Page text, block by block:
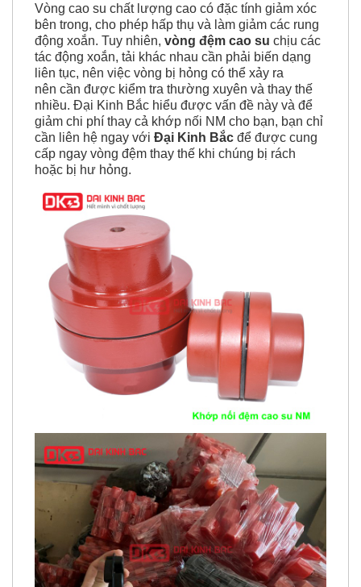
Vòng cao su chất lượng cao có đặc tính giảm xóc
bên trong, cho phép hấp thụ và làm giảm các rung
động xoắn. Tuy nhiên, vòng đệm cao su chịu các
tác động xoắn, tải khác nhau cần phải biến dạng
liên tục, nên việc vòng bị hỏng có thể xảy ra
nên cần được kiểm tra thường xuyên và thay thế
nhiều. Đại Kinh Bắc hiểu được vấn đề này và để
giảm chi phí thay cả khớp nối NM cho bạn, bạn chỉ
cần liên hệ ngay với Đại Kinh Bắc để được cung
cấp ngay vòng đệm thay thế khi chúng bị rách
hoặc bị hư hỏng.